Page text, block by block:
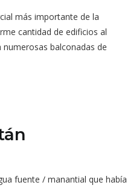
más importante de la
cantidad de edificios al
balconadas de
fuente / manantial que había